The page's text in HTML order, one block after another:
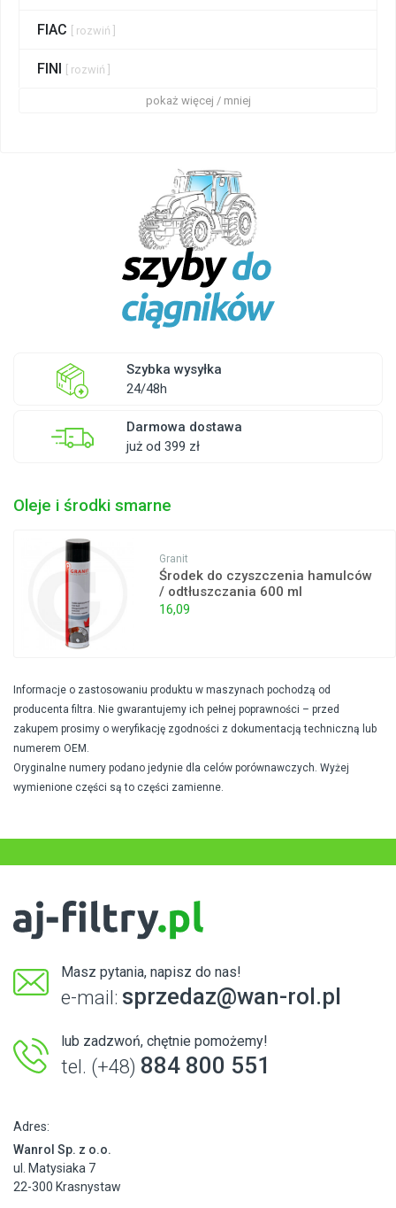
FIAC [ rozwiń ]
FINI [ rozwiń ]
pokaż więcej / mniej
Szybka wysyłka
24/48h
Darmowa dostawa
już od 399 zł
Oleje i środki smarne
Granit
Środek do czyszczenia hamulców
/ odtłuszczania 600 ml
16,09
Informacje o zastosowaniu produktu w maszynach pochodzą od
producenta filtra. Nie gwarantujemy ich pełnej poprawności – przed
zakupem prosimy o weryfikację zgodności z dokumentacją techniczną lub
numerem OEM.
Oryginalne numery podano jedynie dla celów porównawczych. Wyżej
wymienione części są to części zamienne.
Masz pytania, napisz do nas!
e-mail: sprzedaz@wan-rol.pl
lub zadzwoń, chętnie pomożemy!
tel. (+48) 884 800 551
Adres:
Wanrol Sp. z o.o.
ul. Matysiaka 7
22-300 Krasnystaw